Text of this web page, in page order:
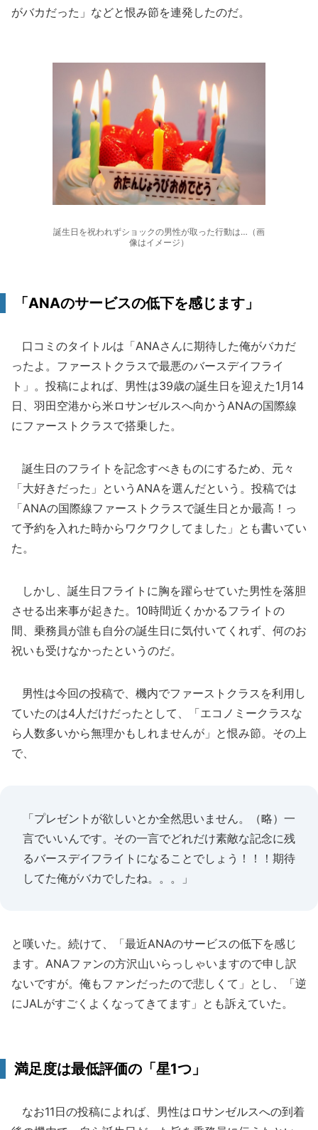
がバカだった」などと恨み節を連発したのだ。
誕生日を祝われずショックの男性が取った行動は…（画
像はイメージ）
「ANAのサービスの低下を感じます」
口コミのタイトルは「ANAさんに期待した俺がバカだ
ったよ。ファーストクラスで最悪のバースデイフライ
ト」。投稿によれば、男性は39歳の誕生日を迎えた1月14
日、羽田空港から米ロサンゼルスへ向かうANAの国際線
にファーストクラスで搭乗した。
誕生日のフライトを記念すべきものにするため、元々
「大好きだった」というANAを選んだという。投稿では
「ANAの国際線ファーストクラスで誕生日とか最高！っ
て予約を入れた時からワクワクしてました」とも書いてい
た。
しかし、誕生日フライトに胸を躍らせていた男性を落胆
させる出来事が起きた。10時間近くかかるフライトの
間、乗務員が誰も自分の誕生日に気付いてくれず、何のお
祝いも受けなかったというのだ。
男性は今回の投稿で、機内でファーストクラスを利用し
ていたのは4人だけだったとして、「エコノミークラスな
ら人数多いから無理かもしれませんが」と恨み節。その上
で、
「プレゼントが欲しいとか全然思いません。（略）一
言でいいんです。その一言でどれだけ素敵な記念に残
るバースデイフライトになることでしょう！！！期待
してた俺がバカでしたね。。。」
と嘆いた。続けて、「最近ANAのサービスの低下を感じ
ます。ANAファンの方沢山いらっしゃいますので申し訳
ないですが。俺もファンだったので悲しくて」とし、「逆
にJALがすごくよくなってきてます」とも訴えていた。
満足度は最低評価の「星1つ」
なお11日の投稿によれば、男性はロサンゼルスへの到着